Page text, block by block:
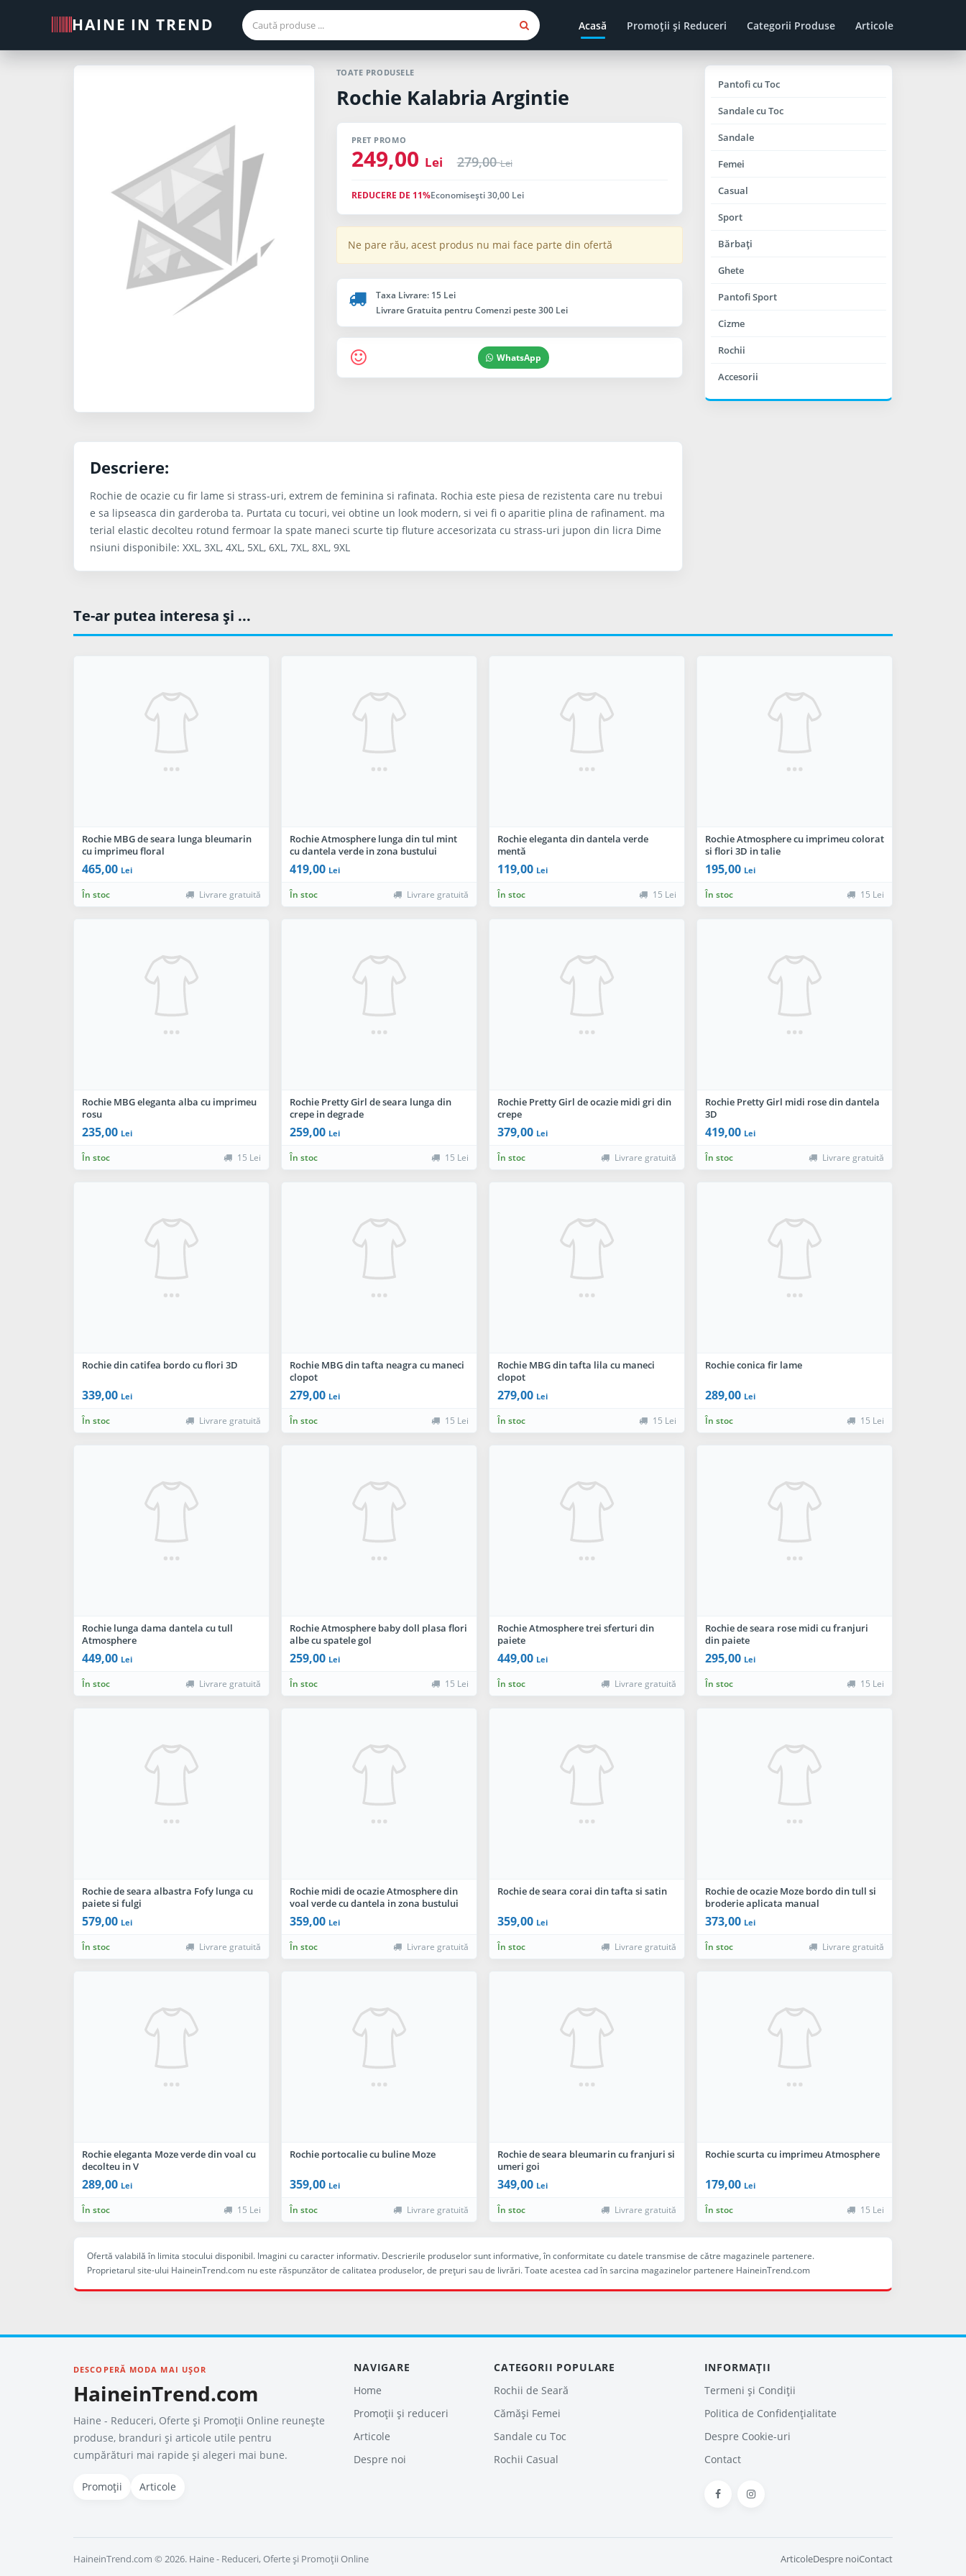
HAINE IN TREND Acasă Promoţii şi Reduceri Categorii Produse Articole
TOATE PRODUSELE
Rochie Kalabria Argintie
PRET PROMO
249,00 Lei 279,00Lei
REDUCERE DE 11%Economiseşti 30,00 Lei
Ne pare rău, acest produs nu mai face parte din ofertă
Taxa Livrare: 15 Lei
Livrare Gratuita pentru Comenzi peste 300 Lei
WhatsApp
Descriere:
Rochie de ocazie cu fir lame si strass-uri, extrem de feminina si rafinata. Rochia este piesa de rezistenta care nu trebui
e sa lipseasca din garderoba ta. Purtata cu tocuri, vei obtine un look modern, si vei fi o aparitie plina de rafinament. ma
terial elastic decolteu rotund fermoar la spate maneci scurte tip fluture accesorizata cu strass-uri jupon din licra Dime
nsiuni disponibile: XXL, 3XL, 4XL, 5XL, 6XL, 7XL, 8XL, 9XL
Pantofi cu Toc
Sandale cu Toc
Sandale
Femei
Casual
Sport
Bărbaţi
Ghete
Pantofi Sport
Cizme
Rochii
Accesorii
Te-ar putea interesa şi ...
Rochie MBG de seara lunga bleumarin
cu imprimeu floral
465,00 Lei
În stoc Livrare gratuită
Rochie Atmosphere lunga din tul mint
cu dantela verde in zona bustului
419,00 Lei
În stoc Livrare gratuită
Rochie eleganta din dantela verde
mentă
119,00 Lei
În stoc 15 Lei
Rochie Atmosphere cu imprimeu colorat
si flori 3D in talie
195,00 Lei
În stoc 15 Lei
Rochie MBG eleganta alba cu imprimeu
rosu
235,00 Lei
În stoc 15 Lei
Rochie Pretty Girl de seara lunga din
crepe in degrade
259,00 Lei
În stoc 15 Lei
Rochie Pretty Girl de ocazie midi gri din
crepe
379,00 Lei
În stoc Livrare gratuită
Rochie Pretty Girl midi rose din dantela
3D
419,00 Lei
În stoc Livrare gratuită
Rochie din catifea bordo cu flori 3D
339,00 Lei
În stoc Livrare gratuită
Rochie MBG din tafta neagra cu maneci
clopot
279,00 Lei
În stoc 15 Lei
Rochie MBG din tafta lila cu maneci
clopot
279,00 Lei
În stoc 15 Lei
Rochie conica fir lame
289,00 Lei
În stoc 15 Lei
Rochie lunga dama dantela cu tull
Atmosphere
449,00 Lei
În stoc Livrare gratuită
Rochie Atmosphere baby doll plasa flori
albe cu spatele gol
259,00 Lei
În stoc 15 Lei
Rochie Atmosphere trei sferturi din
paiete
449,00 Lei
În stoc Livrare gratuită
Rochie de seara rose midi cu franjuri
din paiete
295,00 Lei
În stoc 15 Lei
Rochie de seara albastra Fofy lunga cu
paiete si fulgi
579,00 Lei
În stoc Livrare gratuită
Rochie midi de ocazie Atmosphere din
voal verde cu dantela in zona bustului
359,00 Lei
În stoc Livrare gratuită
Rochie de seara corai din tafta si satin
359,00 Lei
În stoc Livrare gratuită
Rochie de ocazie Moze bordo din tull si
broderie aplicata manual
373,00 Lei
În stoc Livrare gratuită
Rochie eleganta Moze verde din voal cu
decolteu in V
289,00 Lei
În stoc 15 Lei
Rochie portocalie cu buline Moze
359,00 Lei
În stoc Livrare gratuită
Rochie de seara bleumarin cu franjuri si
umeri goi
349,00 Lei
În stoc Livrare gratuită
Rochie scurta cu imprimeu Atmosphere
179,00 Lei
În stoc 15 Lei
Ofertă valabilă în limita stocului disponibil. Imagini cu caracter informativ. Descrierile produselor sunt informative, în conformitate cu datele transmise de către magazinele partenere.
Proprietarul site-ului HaineinTrend.com nu este răspunzător de calitatea produselor, de preţuri sau de livrări. Toate acestea cad în sarcina magazinelor partenere HaineinTrend.com
DESCOPERĂ MODA MAI UȘOR
HaineinTrend.com
Haine - Reduceri, Oferte şi Promoţii Online reunește
produse, branduri și articole utile pentru
cumpărături mai rapide și alegeri mai bune.
Promoții Articole
NAVIGARE
Home
Promoții și reduceri
Articole
Despre noi
CATEGORII POPULARE
Rochii de Seară
Cămăși Femei
Sandale cu Toc
Rochii Casual
INFORMAȚII
Termeni și Condiții
Politica de Confidențialitate
Despre Cookie-uri
Contact
HaineinTrend.com © 2026. Haine - Reduceri, Oferte şi Promoţii Online ArticoleDespre noiContact